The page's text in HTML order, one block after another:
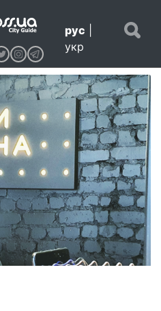
рус
укр